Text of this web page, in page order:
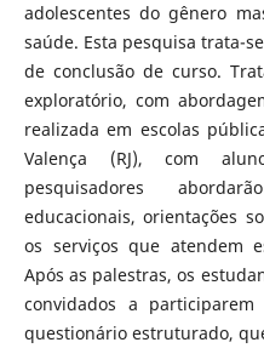
adolescentes do gênero
saúde. Esta pesquisa trata-
de conclusão de curso.
exploratório, com
realizada em escolas
Valença (RJ), com
pesquisadores
educacionais, orientações
os serviços que atendem
Após as palestras, os
convidados a
questionário estruturado,